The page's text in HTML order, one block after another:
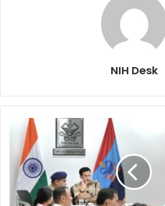
NIH Desk
उत्तराखंड
‘ऑपरेशन
प्रहार’
असर,